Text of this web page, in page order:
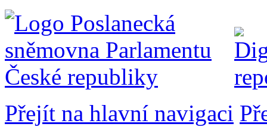
Přejít na hlavní navigaci